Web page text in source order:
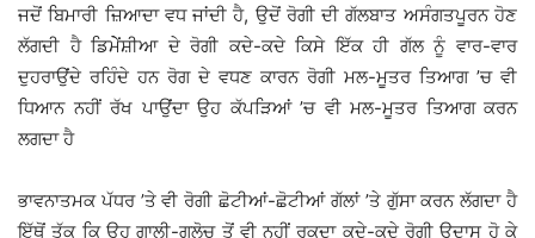
ਜਦੋਂ ਬਿਮਾਰੀ ਜ਼ਿਆਦਾ ਵਧ ਜਾਂਦੀ ਹੈ, ਉਦੋਂ ਰੋਗੀ ਦੀ ਗੱਲਬਾਤ ਅਸੰਗਤਪੂਰਨ ਹੋਣ
ਲੱਗਦੀ ਹੈ ਡਿਮੇੇਂਸ਼ੀਆ ਦੇ ਰੋਗੀ ਕਦੇ-ਕਦੇ ਕਿਸੇ ਇੱਕ ਹੀ ਗੱਲ ਨੂੰ ਵਾਰ-ਵਾਰ
ਦੁਹਰਾਉਂਦੇ ਰਹਿੰਦੇ ਹਨ ਰੋਗ ਦੇ ਵਧਣ ਕਾਰਨ ਰੋਗੀ ਮਲ-ਮੂਤਰ ਤਿਆਗ ’ਚ ਵੀ
ਧਿਆਨ ਨਹੀਂ ਰੱਖ ਪਾਉਂਦਾ ਉਹ ਕੱਪੜਿਆਂ ’ਚ ਵੀ ਮਲ-ਮੂਤਰ ਤਿਆਗ ਕਰਨ
ਲਗਦਾ ਹੈ
ਭਾਵਨਾਤਮਕ ਪੱਧਰ ’ਤੇ ਵੀ ਰੋਗੀ ਛੋਟੀਆਂ-ਛੋਟੀਆਂ ਗੱਲਾਂ ’ਤੇ ਗੁੱਸਾ ਕਰਨ ਲੱਗਦਾ ਹੈ
ਇੱਥੋਂ ਤੱਕ ਕਿ ਉਹ ਗਾਲੀ-ਗਲੋਚ ਤੋਂ ਵੀ ਨਹੀਂ ਰੁਕਦਾ ਕਦੇ-ਕਦੇ ਰੋਗੀ ਉਦਾਸ ਹੋ ਕੇ